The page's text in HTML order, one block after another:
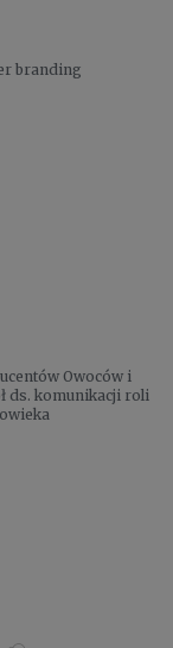
branding
Owoców i
ds. komunikacji roli